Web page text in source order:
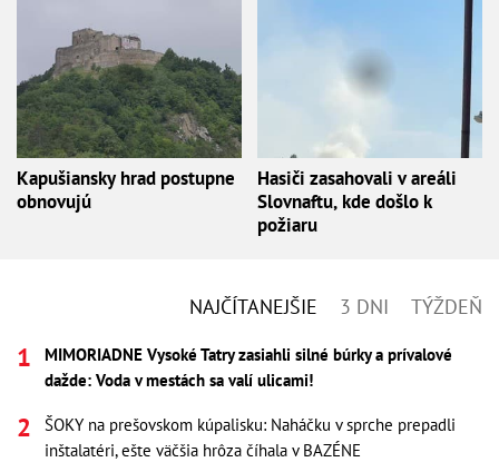
Kapušiansky hrad postupne
obnovujú
Hasiči zasahovali v areáli
Slovnaftu, kde došlo k
požiaru
NAJČÍTANEJŠIE 3 DNI TÝŽDEŇ
MIMORIADNE Vysoké Tatry zasiahli silné búrky a prívalové
dažde: Voda v mestách sa valí ulicami!
ŠOKY na prešovskom kúpalisku: Naháčku v sprche prepadli
inštalatéri, ešte väčšia hrôza číhala v BAZÉNE